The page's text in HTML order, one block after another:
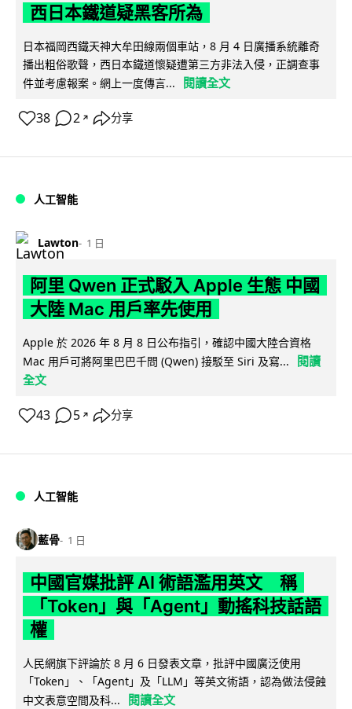
西日本鐵道疑黑客所為
日本福岡西鐵天神大牟田線兩個車站，8 月 4 日廣播系統離奇
播出粗俗歌聲，西日本鐵道懷疑遭第三方非法入侵，正調查事
件並考慮報案。網上一度傳言...
閱讀全文
38 2 ↗ 分享
人工智能
Lawton 1 日
阿里 Qwen 正式駁入 Apple 生態 中國
大陸 Mac 用戶率先使用
Apple 於 2026 年 8 月 8 日公布指引，確認中國大陸合資格
Mac 用戶可將阿里巴巴千問 (Qwen) 接駁至 Siri 及寫...
閱讀
全文
43 5 ↗ 分享
人工智能
藍骨 1 日
中國官媒批評 AI 術語濫用英文 稱
「Token」與「Agent」動搖科技話語
權
人民網旗下評論於 8 月 6 日發表文章，批評中國廣泛使用
「Token」、「Agent」及「LLM」等英文術語，認為做法侵蝕
中文表意空間及科...
閱讀全文